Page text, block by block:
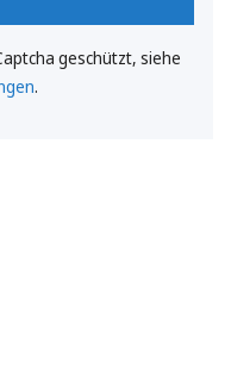
geschützt, siehe
.